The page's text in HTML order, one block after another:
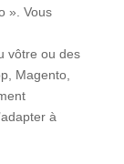
». Vous
vôtre ou des
Magento,
à